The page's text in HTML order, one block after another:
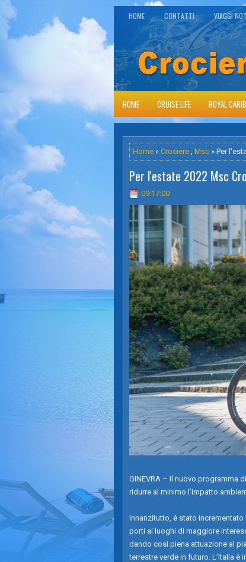
HOME CONTATTI VIAGGI
HOME CRUISE LIFE ROYAL
Home » Crociere , Msc » Per
Per l'estate 2022 Msc
09:17:00
GINEVRA – Il nuovo programma
ridurre al minimo l'impatto
Innanzitutto, è stato
porti ai luoghi di maggiore
dando così piena attuazione al
terrestre verde in futuro. L’Italia